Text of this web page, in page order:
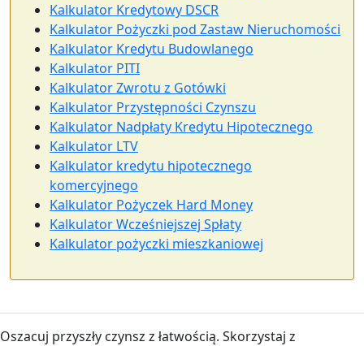
Kalkulator Kredytowy DSCR
Kalkulator Pożyczki pod Zastaw Nieruchomości
Kalkulator Kredytu Budowlanego
Kalkulator PITI
Kalkulator Zwrotu z Gotówki
Kalkulator Przystępności Czynszu
Kalkulator Nadpłaty Kredytu Hipotecznego
Kalkulator LTV
Kalkulator kredytu hipotecznego
komercyjnego
Kalkulator Pożyczek Hard Money
Kalkulator Wcześniejszej Spłaty
Kalkulator pożyczki mieszkaniowej
Oszacuj przyszły czynsz z łatwością. Skorzystaj z